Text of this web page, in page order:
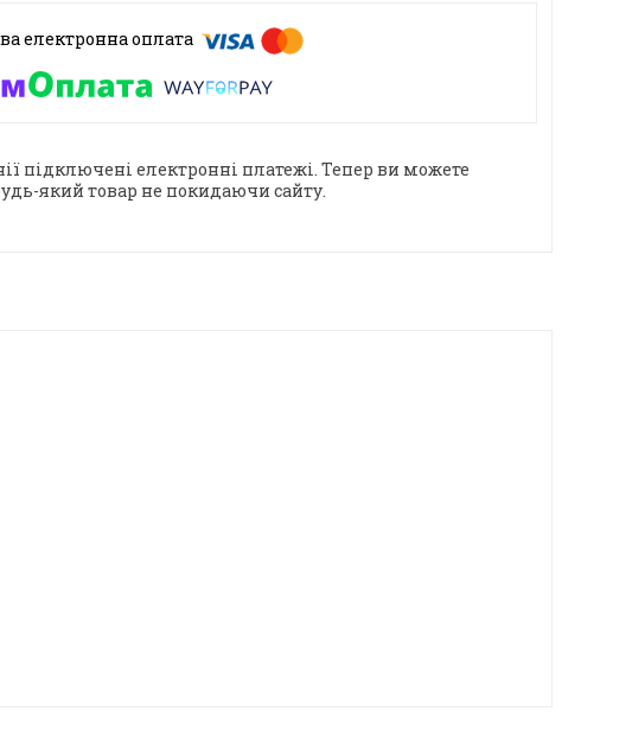
підключені електронні платежі. Тепер ви можете
який товар не покидаючи сайту.